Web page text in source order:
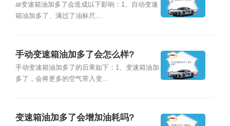
at变速箱油加多了会造成以下影响：1、自动变速
箱油加多了、满过了油标尺...
手动变速箱油加多了会怎么样?
手动变速箱油加多了的后果如下：1、变速箱油加
多了，会将更多的空气带入变...
变速箱油加多了会增加油耗吗?